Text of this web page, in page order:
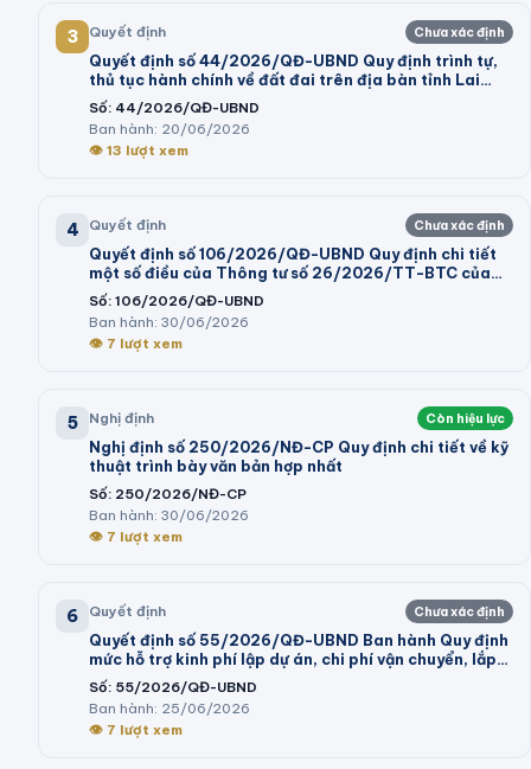
3 Quyết định Chưa xác định
Quyết định số 44/2026/QĐ-UBND Quy định trình tự,
thủ tục hành chính về đất đai trên địa bàn tỉnh Lai
Châu
Số: 44/2026/QĐ-UBND
Ban hành: 20/06/2026
👁 13 lượt xem
4 Quyết định Chưa xác định
Quyết định số 106/2026/QĐ-UBND Quy định chi tiết
một số điều của Thông tư số 26/2026/TT-BTC của
Bộ trưởng Bộ Tài chính hướng dẫn thi hành một số điều
của Nghị định số 73/2026/NĐ-CP ngày 10 tháng 3
năm 2026 của Chính phủ quy định chi tiết và hướng
dẫn thi hành một số điều của Luật Ngân sách nhà nước
Số: 106/2026/QĐ-UBND
Ban hành: 30/06/2026
👁 7 lượt xem
5 Nghị định Còn hiệu lực
Nghị định số 250/2026/NĐ-CP Quy định chi tiết về kỹ
thuật trình bày văn bản hợp nhất
Số: 250/2026/NĐ-CP
Ban hành: 30/06/2026
👁 7 lượt xem
6 Quyết định Chưa xác định
Quyết định số 55/2026/QĐ-UBND Ban hành Quy định
mức hỗ trợ kinh phí lập dự án, chi phí vận chuyển, lắp
đặt máy móc, dây chuyền thiết bị vào cụm công
nghiệp theo Nghị định số 32/2024/NĐ-CP của Chính
phủ và trình tự, thủ tục thực hiện chính sách hỗ trợ tại
Nghị quyết số 05/2026/NQ-HĐND của Hội đồng nhân
Số: 55/2026/QĐ-UBND
Ban hành: 25/06/2026
👁 7 lượt xem